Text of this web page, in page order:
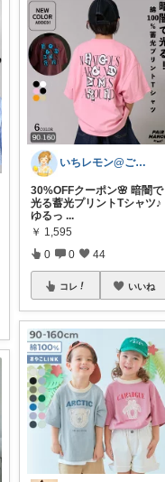
いちレモン@ご購入感謝です🍋✨️
30%OFFクーポン🌸 暗闇で
光る蓄光プリントTシャツ♪
ゆるっ ...
￥ 1,595
0 0 44
コレ いいね